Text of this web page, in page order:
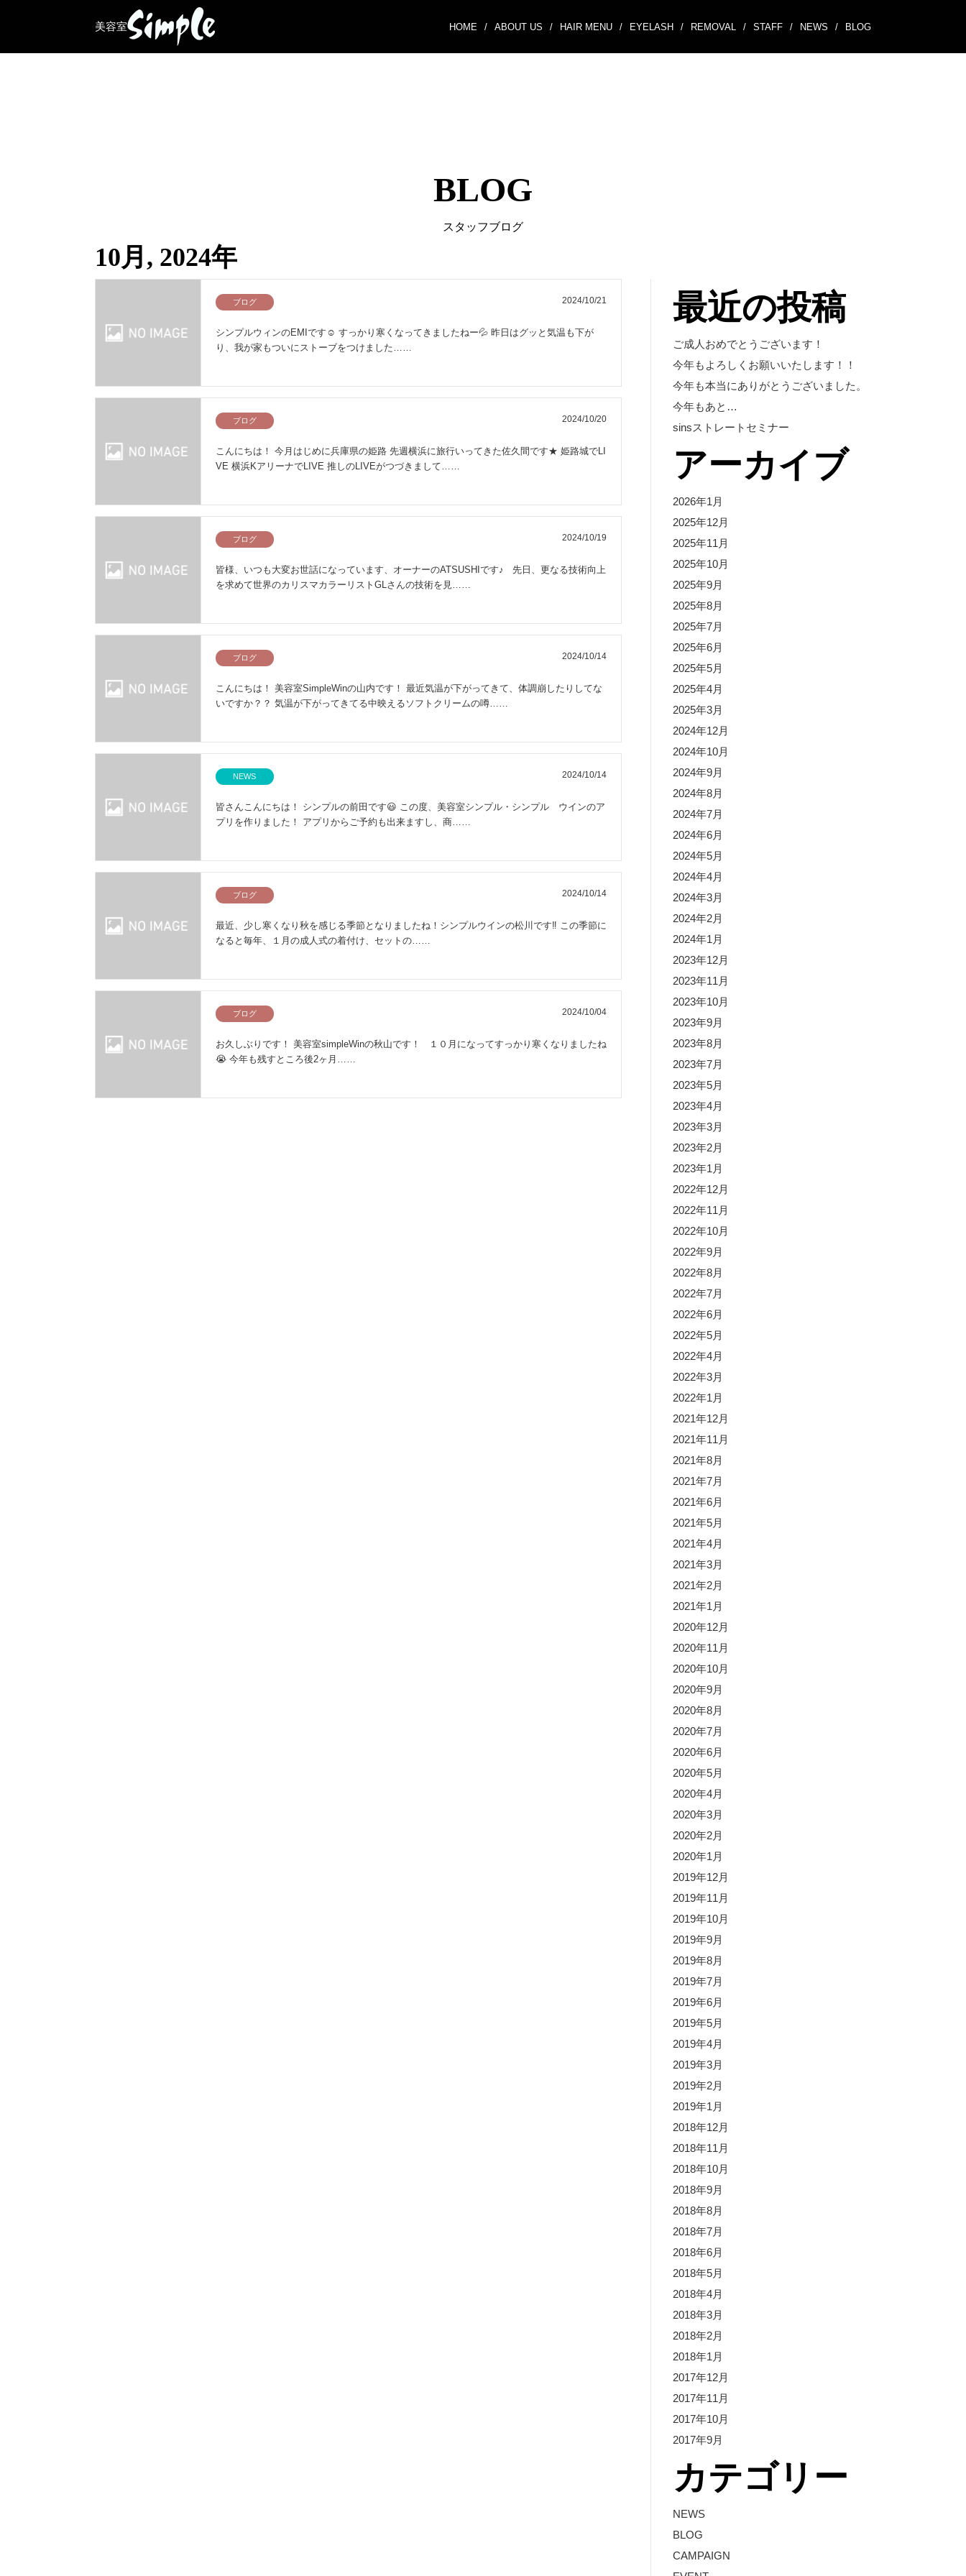
美容室 HOME / ABOUT US / HAIR MENU / EYELASH / REMOVAL / STAFF / NEWS / BLOG
BLOG
スタッフブログ
10月, 2024年
ブログ 2024/10/21
シンプルウィンのEMIです☺︎ すっかり寒くなってきましたねー💦 昨日はグッと気温も下が
り、我が家もついにストーブをつけました……
ブログ 2024/10/20
こんにちは！ 今月はじめに兵庫県の姫路 先週横浜に旅行いってきた佐久間です★ 姫路城でLI
VE 横浜KアリーナでLIVE 推しのLIVEがつづきまして……
ブログ 2024/10/19
皆様、いつも大変お世話になっています、オーナーのATSUSHIです♪ 先日、更なる技術向上
を求めて世界のカリスマカラーリストGLさんの技術を見……
ブログ 2024/10/14
こんにちは！ 美容室SimpleWinの山内です！ 最近気温が下がってきて、体調崩したりしてな
いですか？？ 気温が下がってきてる中映えるソフトクリームの噂……
NEWS 2024/10/14
皆さんこんにちは！ シンプルの前田です😃 この度、美容室シンプル・シンプル ウインのア
プリを作りました！ アプリからご予約も出来ますし、商……
ブログ 2024/10/14
最近、少し寒くなり秋を感じる季節となりましたね！シンプルウインの松川です‼️ この季節に
なると毎年、１月の成人式の着付け、セットの……
ブログ 2024/10/04
お久しぶりです！ 美容室simpleWinの秋山です！ １０月になってすっかり寒くなりましたね
😭 今年も残すところ後2ヶ月……
最近の投稿
ご成人おめでとうございます！
今年もよろしくお願いいたします！！
今年も本当にありがとうございました。
今年もあと…
sinsストレートセミナー
アーカイブ
2026年1月
2025年12月
2025年11月
2025年10月
2025年9月
2025年8月
2025年7月
2025年6月
2025年5月
2025年4月
2025年3月
2024年12月
2024年10月
2024年9月
2024年8月
2024年7月
2024年6月
2024年5月
2024年4月
2024年3月
2024年2月
2024年1月
2023年12月
2023年11月
2023年10月
2023年9月
2023年8月
2023年7月
2023年5月
2023年4月
2023年3月
2023年2月
2023年1月
2022年12月
2022年11月
2022年10月
2022年9月
2022年8月
2022年7月
2022年6月
2022年5月
2022年4月
2022年3月
2022年1月
2021年12月
2021年11月
2021年8月
2021年7月
2021年6月
2021年5月
2021年4月
2021年3月
2021年2月
2021年1月
2020年12月
2020年11月
2020年10月
2020年9月
2020年8月
2020年7月
2020年6月
2020年5月
2020年4月
2020年3月
2020年2月
2020年1月
2019年12月
2019年11月
2019年10月
2019年9月
2019年8月
2019年7月
2019年6月
2019年5月
2019年4月
2019年3月
2019年2月
2019年1月
2018年12月
2018年11月
2018年10月
2018年9月
2018年8月
2018年7月
2018年6月
2018年5月
2018年4月
2018年3月
2018年2月
2018年1月
2017年12月
2017年11月
2017年10月
2017年9月
カテゴリー
NEWS
BLOG
CAMPAIGN